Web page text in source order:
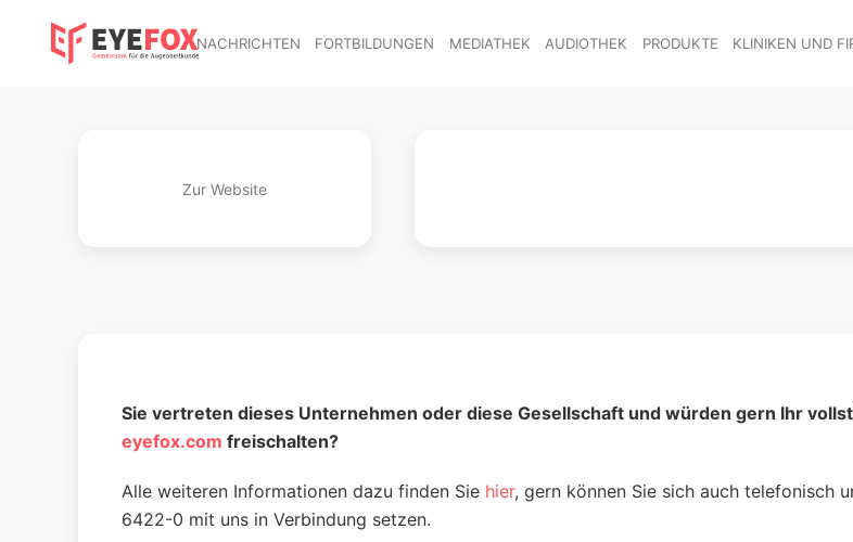
NACHRICHTEN FORTBILDUNGEN MEDIATHEK AUDIOTHEK PRODUKTE KLINIKEN UND
Zur Website
Sie vertreten die­ses Unter­nehmen oder diese Ge­sell­schaft und würden gern Ihr
eyefox.com freischalten?
Alle weiteren Infor­mati­onen dazu finden Sie hier, gern können Sie sich auch tele­fonisch
6422-0 mit uns in Ver­bindung setzen.